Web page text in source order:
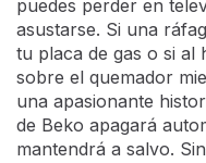
vuelca una cafetera y
contenido. Los
aportan estabilidad y
para los super
Válvula de
Si la llama se apaga